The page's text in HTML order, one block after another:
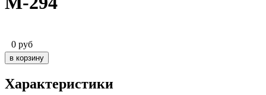
0 руб
Характеристики